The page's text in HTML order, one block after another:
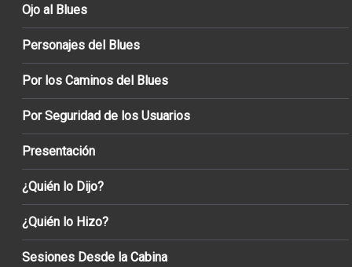
Ojo al Blues
Personajes del Blues
Por los Caminos del Blues
Por Seguridad de los Usuarios
Presentación
¿Quién lo Dijo?
¿Quién lo Hizo?
Sesiones Desde la Cabina